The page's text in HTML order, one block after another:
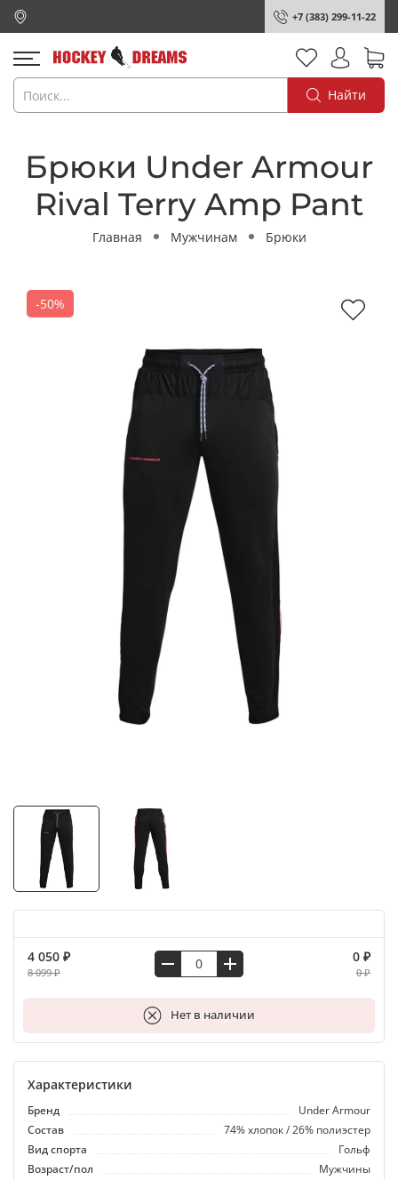
+7 (383) 299-11-22
Найти
Брюки Under Armour
Rival Terry Amp Pant
Главная Мужчинам Брюки
-50%
4 050 ₽
8 099 ₽
0 ₽
0 ₽
Нет в наличии
В корзину
Характеристики
Бренд
Under Armour
Состав
74% хлопок / 26% полиэстер
Вид спорта
Гольф
Возраст/пол
Мужчины